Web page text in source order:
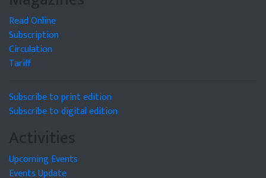
Read Online
Subscription
Circulation
Tariff
Subscribe to print edition
Subscribe to digital edition
Activities
Upcoming Events
Events Update